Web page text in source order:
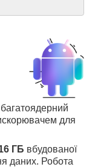
для
ГБ вбудованої
даних. Робота